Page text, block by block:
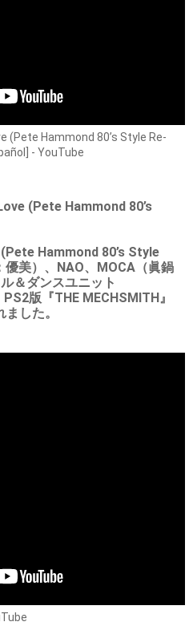
(Pete Hammond 80’s Style Re-
- YouTube
(Pete Hammond 80’s
Hammond 80’s Style
優美）、NAO、MOCA（眞鍋
＆ダンスユニット
版『THE MECHSMITH』
した。